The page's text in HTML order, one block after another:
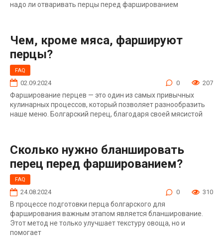
надо ли отваривать перцы перед фаршированием
Чем, кроме мяса, фаршируют
перцы?
FAQ
02.09.2024 0 207
Фарширование перцев — это один из самых привычных
кулинарных процессов, который позволяет разнообразить
наше меню. Болгарский перец, благодаря своей мясистой
Сколько нужно бланшировать
перец перед фаршированием?
FAQ
24.08.2024 0 310
В процессе подготовки перца болгарского для
фарширования важным этапом является бланширование.
Этот метод не только улучшает текстуру овоща, но и
помогает